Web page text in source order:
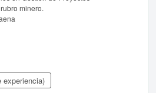
minero.
experiencia)